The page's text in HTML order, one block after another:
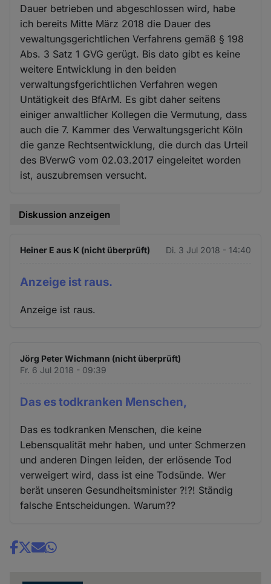
Dauer betrieben und abgeschlossen wird, habe
ich bereits Mitte März 2018 die Dauer des
vewaltungsgerichtlichen Verfahrens gemäß § 198
Abs. 3 Satz 1 GVG gerügt. Bis dato gibt es keine
weitere Entwicklung in den beiden
verwaltungsfgerichtlichen Verfahren wegen
Untätigkeit des BfArM. Es gibt daher seitens
einiger anwaltlicher Kollegen die Vermutung, dass
auch die 7. Kammer des Verwaltungsgericht Köln
die ganze Rechtsentwicklung, die durch das Urteil
des BVerwG vom 02.03.2017 eingeleitet worden
ist, auszubremsen versucht.
Diskussion anzeigen
Heiner E aus K (nicht überprüft) Di. 3 Jul 2018 - 14:40
Anzeige ist raus.
Anzeige ist raus.
Jörg Peter Wichmann (nicht überprüft)
Fr. 6 Jul 2018 - 09:39
Das es todkranken Menschen,
Das es todkranken Menschen, die keine
Lebensqualität mehr haben, und unter Schmerzen
und anderen Dingen leiden, der erlösende Tod
verweigert wird, dass ist eine Todsünde. Wer
berät unseren Gesundheitsminister ?!?! Ständig
falsche Entscheidungen. Warum??
Share